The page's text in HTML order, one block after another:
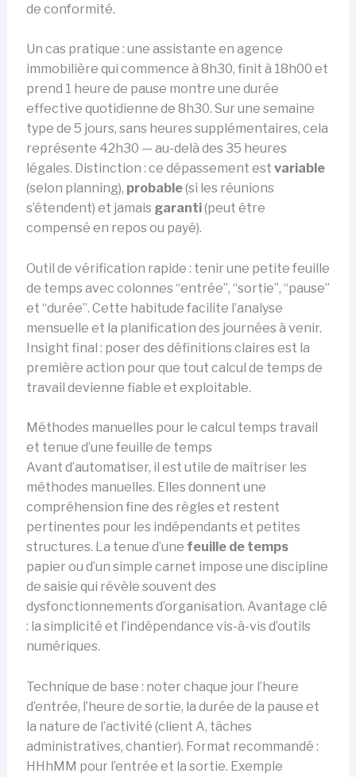
de conformité.
Un cas pratique : une assistante en agence
immobilière qui commence à 8h30, finit à 18h00 et
prend 1 heure de pause montre une durée
effective quotidienne de 8h30. Sur une semaine
type de 5 jours, sans heures supplémentaires, cela
représente 42h30 — au-delà des 35 heures
légales. Distinction : ce dépassement est variable
(selon planning), probable(si les réunions
s’étendent) et jamais garanti(peut être
compensé en repos ou payé).
Outil de vérification rapide : tenir une petite feuille
de temps avec colonnes “entrée”, “sortie”, “pause”
et “durée”. Cette habitude facilite l’analyse
mensuelle et la planification des journées à venir.
Insight final : poser des définitions claires est la
première action pour que tout calcul de temps de
travail devienne fiable et exploitable.
Méthodes manuelles pour le calcul temps travail
et tenue d’une feuille de temps
Avant d’automatiser, il est utile de maîtriser les
méthodes manuelles. Elles donnent une
compréhension fine des règles et restent
pertinentes pour les indépendants et petites
structures. La tenue d’une feuille de temps
papier ou d’un simple carnet impose une discipline
de saisie qui révèle souvent des
dysfonctionnements d’organisation. Avantage clé
: la simplicité et l’indépendance vis-à-vis d’outils
numériques.
Technique de base : noter chaque jour l’heure
d’entrée, l’heure de sortie, la durée de la pause et
la nature de l’activité (client A, tâches
administratives, chantier). Format recommandé :
HHhMM pour l’entrée et la sortie. Exemple